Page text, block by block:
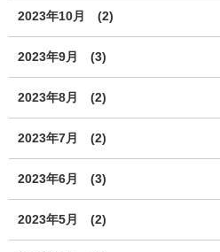
2023年10月 (2)
2023年9月 (3)
2023年8月 (2)
2023年7月 (2)
2023年6月 (3)
2023年5月 (2)